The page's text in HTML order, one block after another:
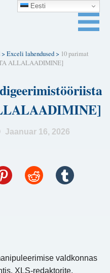
>Exceli lahendused> 10 parimat
ALLALAADIMINE]
Jaanuar 16, 2026
valdkonnas
XLS-redaktorite,
Eesti